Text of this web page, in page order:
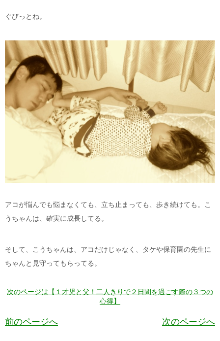
ぐびっとね。
アコが悩んでも悩まなくても、立ち止まっても、歩き続けても。こ
うちゃんは、確実に成長してる。
そして、こうちゃんは、アコだけじゃなく、タケや保育園の先生に
ちゃんと見守ってもらってる。
次のページは【１才児と父！二人きりで２日間を過ごす際の３つの
心得】
前のページへ 次のページへ